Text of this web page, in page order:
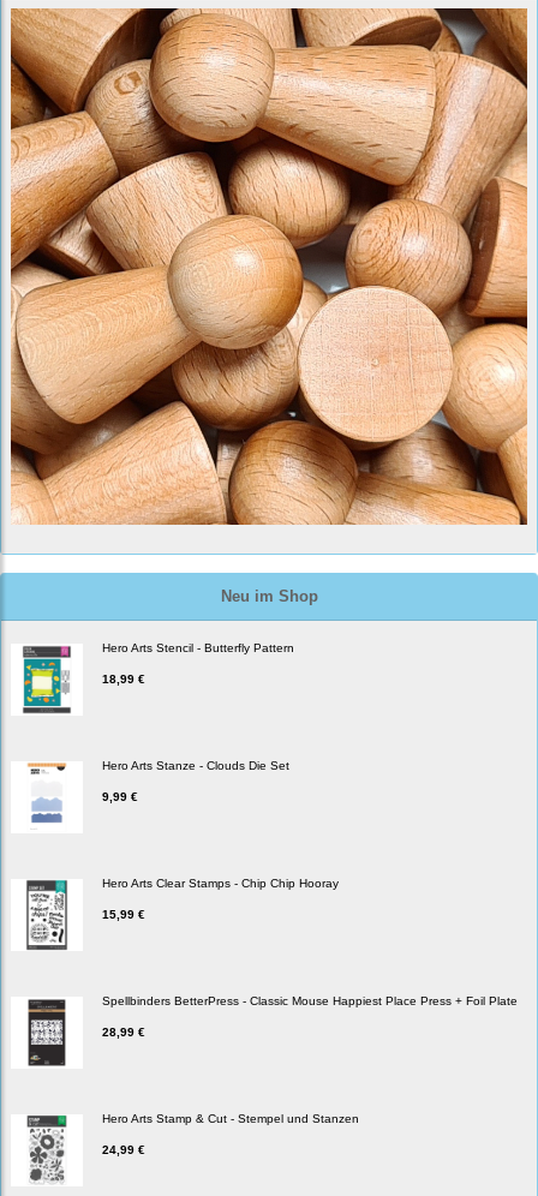
Neu im Shop
Hero Arts Stencil - Butterfly Pattern
18,99 €
Hero Arts Stanze - Clouds Die Set
9,99 €
Hero Arts Clear Stamps - Chip Chip Hooray
15,99 €
Spellbinders BetterPress - Classic Mouse Happiest Place Press + Foil Plate
28,99 €
Hero Arts Stamp & Cut - Stempel und Stanzen
24,99 €